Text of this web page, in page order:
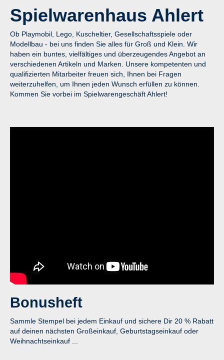
Spielwarenhaus Ahlert
Ob Playmobil, Lego, Kuscheltier, Gesellschaftsspiele oder
Modellbau - bei uns finden Sie alles für Groß und Klein. Wir
haben ein buntes, vielfältiges und überzeugendes Angebot an
verschiedenen Artikeln und Marken. Unsere kompetenten und
qualifizierten Mitarbeiter freuen sich, Ihnen bei Fragen
weiterzuhelfen, um Ihnen jeden Wunsch erfüllen zu können.
Kommen Sie vorbei im Spielwarengeschäft Ahlert!
Bonusheft
Sammle Stempel bei jedem Einkauf und sichere Dir 20 % Rabatt
auf deinen nächsten Großeinkauf, Geburtstagseinkauf oder
Weihnachtseinkauf ...